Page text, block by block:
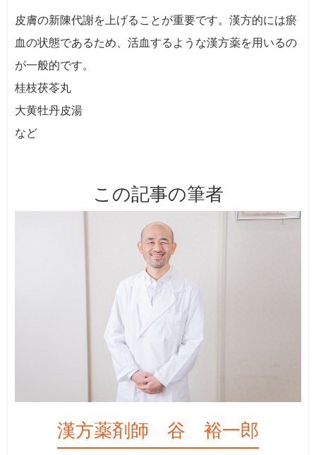
皮膚の新陳代謝を上げることが重要です。漢方的には瘀
血の状態であるため、活血するような漢方薬を用いるの
が一般的です。
桂枝茯苓丸
大黄牡丹皮湯
など
この記事の筆者
漢方薬剤師 谷 裕一郎